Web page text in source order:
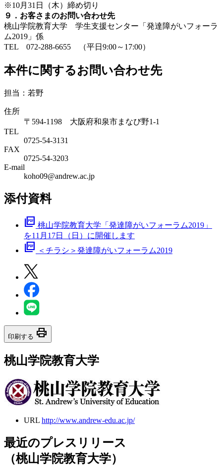
※10月31日（木）締め切り
９．お客さまのお問い合わせ先
桃山学院教育大学 学生支援センター「発達障がいフォーラ
ム2019」係
TEL 072-288-6655 （平日9:00～17:00）
本件に関するお問い合わせ先
担当：若野
住所
〒594-1198 大阪府和泉市まなび野1-1
TEL
0725-54-3131
FAX
0725-54-3203
E-mail
koho09@andrew.ac.jp
添付資料
picture_as_pdf 桃山学院教育大学「発達障がいフォーラム2019」
を11月17日（日）に開催します
picture_as_pdf ＜チラシ＞発達障がいフォーラム2019
印刷する print
桃山学院教育大学
URL http://www.andrew-edu.ac.jp/
最近のプレスリリース
（桃山学院教育大学）